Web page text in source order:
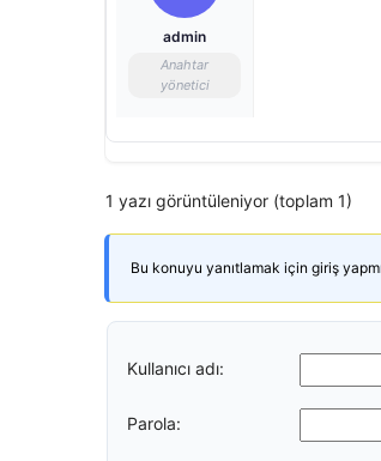
admin
Anahtar
yönetici
1 yazı görüntüleniyor (toplam 1)
Bu konuyu yanıtlamak için giriş
Kullanıcı adı:
Parola: